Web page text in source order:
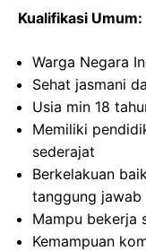
Kualifikasi Umum:
Warga Negara
Sehat jasmani
Usia min 18
Memiliki
sederajat
Berkelakuan
tanggung jawab
Mampu bekerja
Kemampuan